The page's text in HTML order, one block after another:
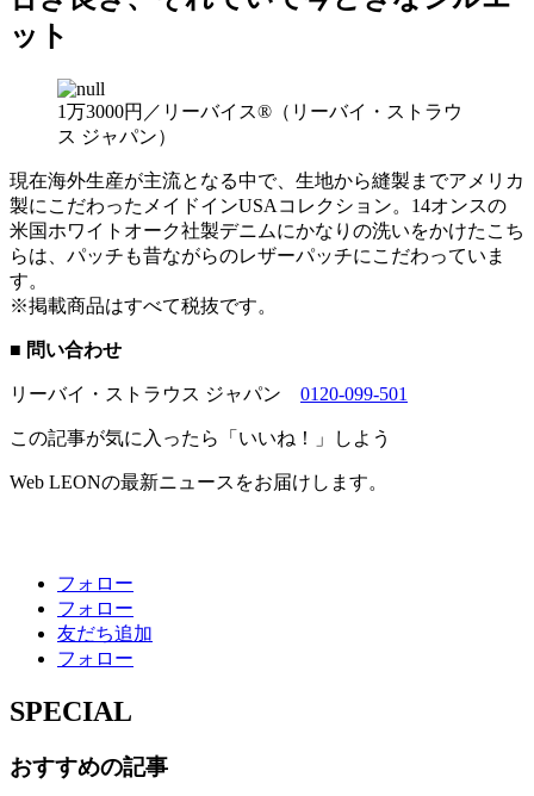
ット
1万3000円／リーバイス®（リーバイ・ストラウ
ス ジャパン）
現在海外生産が主流となる中で、生地から縫製までアメリカ
製にこだわったメイドインUSAコレクション。14オンスの
米国ホワイトオーク社製デニムにかなりの洗いをかけたこち
らは、パッチも昔ながらのレザーパッチにこだわっていま
す。
※掲載商品はすべて税抜です。
■ 問い合わせ
リーバイ・ストラウス ジャパン 0120-099-501
この記事が気に入ったら「いいね！」しよう
Web LEONの最新ニュースをお届けします。
フォロー
フォロー
友だち追加
フォロー
SPECIAL
おすすめの記事